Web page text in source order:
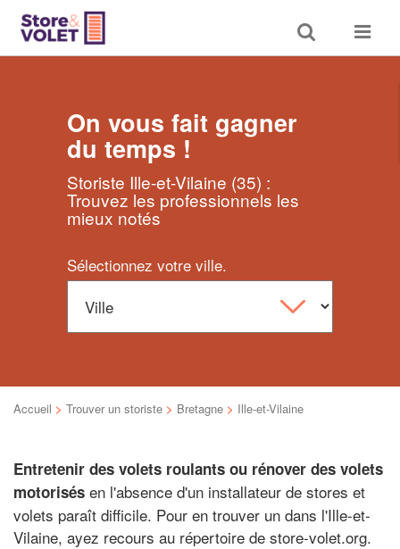
Toggle
search
Toggle
On vous fait gagner
du temps !
Storiste Ille-et-Vilaine (35) :
Trouvez les professionnels les
mieux notés
Sélectionnez votre ville.
Accueil > Trouver un storiste > Bretagne > Ille-et-Vilaine
Entretenir des volets roulants ou rénover des volets
motorisés en l'absence d'un installateur de stores et
volets paraît difficile. Pour en trouver un dans l'Ille-et-
Vilaine, ayez recours au répertoire de store-volet.org.